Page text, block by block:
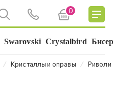
0
Swarovski Crystalbird
⁄ Кристаллы и оправы ⁄ Риволи